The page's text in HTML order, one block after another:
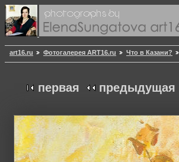
art16.ru Фотогалерея ART16.ru Что в Казани?
первая предыдущая